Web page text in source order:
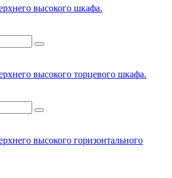
высокого шкафа.
высокого торцевого шкафа.
высокого горизонтального